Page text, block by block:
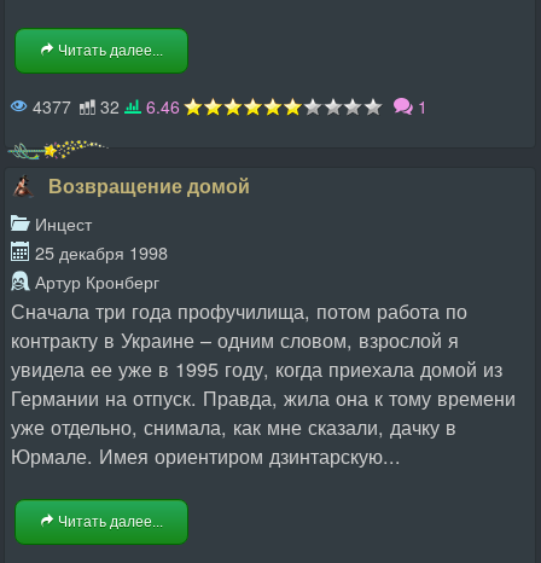
Читать далее...
4377 32 6.46 1
Возвращение домой
Инцест
25 декабря 1998
Артур Кронберг
Сначала три года профучилища, потом работа по
контракту в Украине – одним словом, взрослой я
увидела ее уже в 1995 году, когда приехала домой из
Германии на отпуск. Правда, жила она к тому времени
уже отдельно, снимала, как мне сказали, дачку в
Юрмале. Имея ориентиром дзинтарскую...
Читать далее...